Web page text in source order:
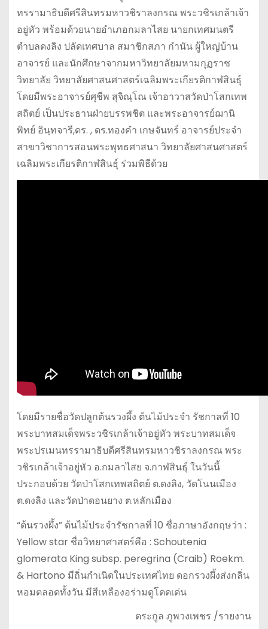
ทรรามาธิบดีศรีสินทรมหาวชิราลงกรณ พระวชิรเกล้าเจ้า
อยู่หัว พร้อมด้วยนายอำเภอกมลาไสย นายกเทศมนตรี
ตำบลดงลิง ปลัดเทศบาล สมาชิกสภา กำนัน ผู้ใหญ่บ้าน
อาจารย์ และนักศึกษาจากมหาวิทยาลัยมหามกุฏราช
วิทยาลัย วิทยาลัยศาสนศาสตร์เฉลิมพระเกียรติกาฬสินธุ์
โดยมีพระอาจารย์ศุชีพ สุจิณฺโณ เจ้าอาวาสวัดป่าโสกเทพ
สถิตย์ เป็นประธานฝ่ายบรรพชิต และพระอาจารย์ฌานิ
พิทย์ อินฺทจารี,ดร. , ดร.ทองคำ เกษจันทร์ อาจารย์ประจำ
สาขาวิชาการสอนพระพุทธศาสนา วิทยาลัยศาสนศาสตร์
เฉลิมพระเกียรติกาฬสินธุ์ ร่วมพิธีด้วย
โดยมีรายชื่อวัดปลูกต้นรวงผึ้ง ต้นไม้ประจำ รัชกาลที่ 10
พระบาทสมเด็จพระวชิรเกล้าเจ้าอยู่หัว พระบาทสมเด็จ
พระปรเมนทรรามาธิบดีศรีสินทรมหาวชิราลงกรณ พระ
วชิรเกล้าเจ้าอยู่หัว อ.กมลาไสย จ.กาฬสินธุ์ ในวันนี้
ประกอบด้วย วัดป่าโสกเทพสถิตย์ ต.ดงลิง, วัดโนนเมือง
ต.ดงลิง และวัดป่าดอนยาง ต.หลักเมือง
“ต้นรวงผึ้ง” ต้นไม้ประจำรัชกาลที่ 10 ชื่อภาษาอังกฤษว่า :
Yellow star ชื่อวิทยาศาสตร์คือ : Schoutenia
glomerata King subsp. peregrina (Craib) Roekm.
& Hartono มีถิ่นกำเนิดในประเทศไทย ดอกรวงผึ้งส่งกลิ่น
หอมตลอดทั้งวัน มีสีเหลืองอร่ามดูโดดเด่น
ตระกูล ภูพวงเพชร /รายงาน